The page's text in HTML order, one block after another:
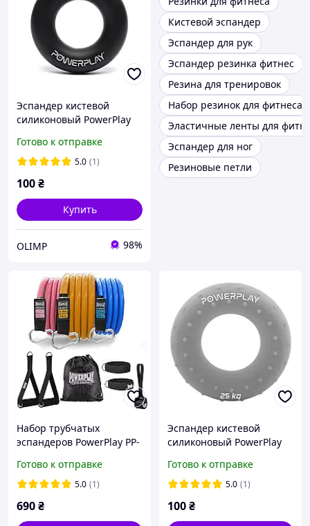
Эспандер кистевой
силиконовый PowerPlay
Hard 25 кг. Черный
Готово к отправке
5.0 (1)
100₴
Купить
OLIMP 98%
Кистевой эспандер
Эспандер для рук
Эспандер резинка фитнес
Резина для тренировок
Набор резинок для фитнеса
Эластичные ленты для
Эспандер для ног
Резиновые петли
Набор трубчатых
эспандеров PowerPlay PP-
3шт. (до 18,2 кг.)
Готово к отправке
5.0 (1)
690₴
Эспандер кистевой
силиконовый PowerPlay
25 кг. Серый
Готово к отправке
5.0 (1)
100₴